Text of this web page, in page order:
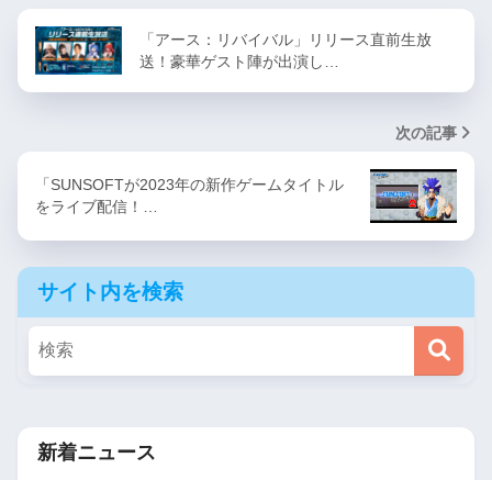
「アース：リバイバル」リリース直前生放
送！豪華ゲスト陣が出演し…
次の記事
「SUNSOFTが2023年の新作ゲームタイトル
をライブ配信！…
サイト内を検索
新着ニュース